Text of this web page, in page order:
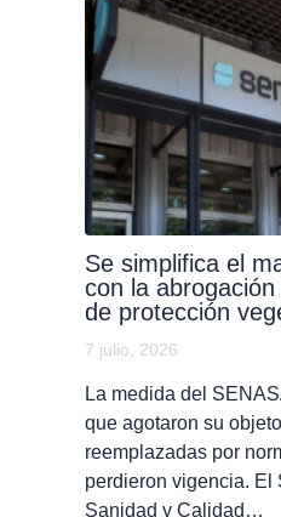
Se simplifica el
con la
de protección
7 julio, 2026
La medida del
que agotaron su
reemplazadas por
perdieron vigencia. El
Sanidad y Calidad…